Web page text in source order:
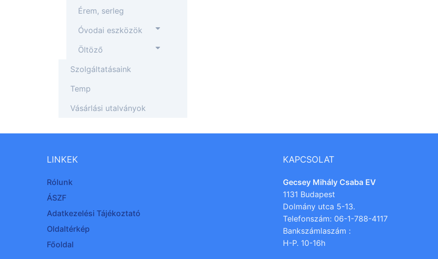
Érem, serleg
Óvodai eszközök
Öltöző
Szolgáltatásaink
Temp
Vásárlási utalványok
LINKEK
Rólunk
ÁSZF
Adatkezelési Tájékoztató
Oldaltérkép
Főoldal
KAPCSOLAT
Gecsey Mihály Csaba EV
1131 Budapest
Dolmány utca 5-13.
Telefonszám: 06-1-788-4117
Bankszámlaszám :
H-P. 10-16h